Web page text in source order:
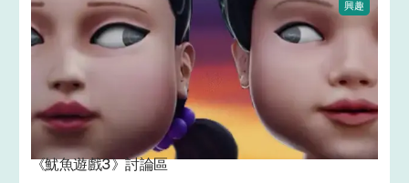
興趣
《魷魚遊戲3》討論區